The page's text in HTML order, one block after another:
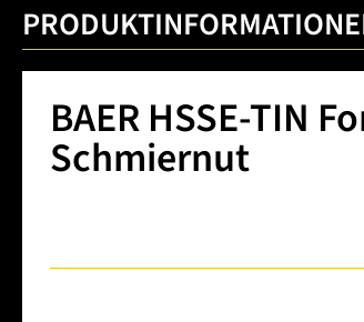
BAER HSSE-TIN
Schmiernut